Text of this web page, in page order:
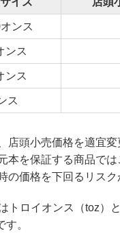
ンス
ンス
ンス
ス
店頭小売価格を適宜
本を保証する商品で
の価格を下回るリスク
トロイオンス（toz）
。